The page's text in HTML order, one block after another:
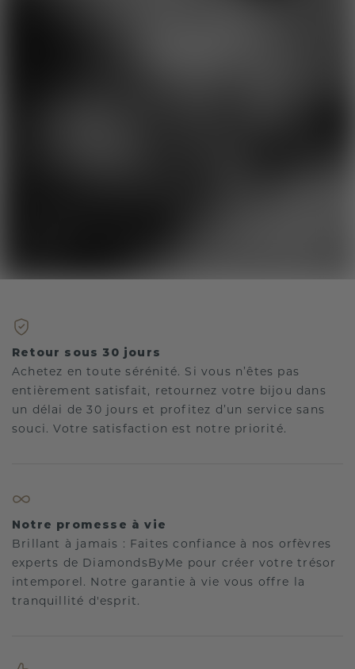
Retour sous 30 jours
Achetez en toute sérénité. Si vous n’êtes pas
entièrement satisfait, retournez votre bijou dans
un délai de 30 jours et profitez d’un service sans
souci. Votre satisfaction est notre priorité.
Notre promesse à vie
Brillant à jamais : Faites confiance à nos orfèvres
experts de DiamondsByMe pour créer votre trésor
intemporel. Notre garantie à vie vous offre la
tranquillité d'esprit.